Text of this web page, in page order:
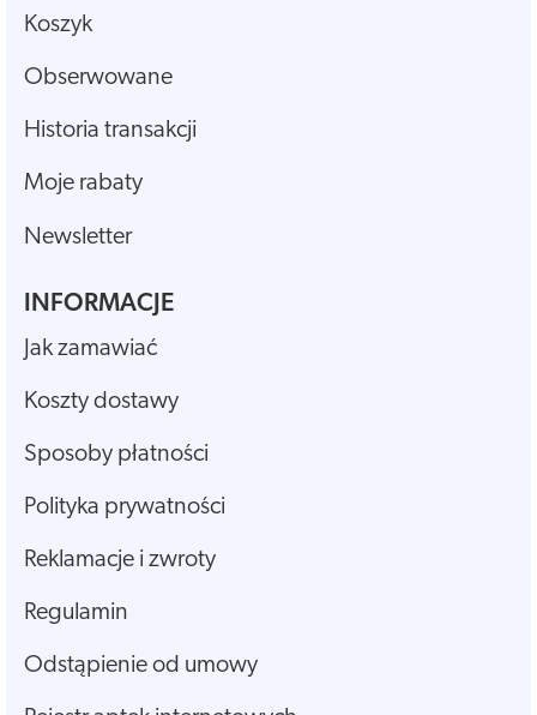
Koszyk
Obserwowane
Historia transakcji
Moje rabaty
Newsletter
INFORMACJE
Jak zamawiać
Koszty dostawy
Sposoby płatności
Polityka prywatności
Reklamacje i zwroty
Regulamin
Odstąpienie od umowy